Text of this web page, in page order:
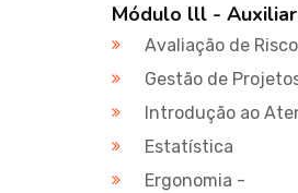
Módulo lll -
Avaliação de
Gestão de
Introdução ao
Estatística
Ergonomia -